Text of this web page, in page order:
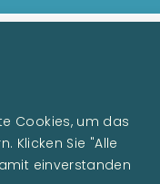
Cookies, um das
Klicken Sie "Alle
einverstanden